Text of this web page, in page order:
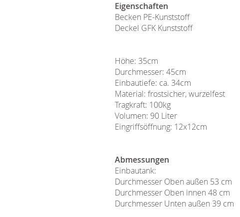
Eigenschaften
Becken PE-Kunststoff
Deckel GFK Kunststoff
Höhe: 35cm
Durchmesser: 45cm
Einbautiefe: ca. 34cm
Material: frostsicher, wurzelfest
Tragkraft: 100kg
Volumen: 90 Liter
Eingriffsöffnung: 12x12cm
Abmessungen
Einbautank:
Durchmesser Oben außen 53 cm
Durchmesser Oben innen 48 cm
Durchmesser Unten außen 39 cm